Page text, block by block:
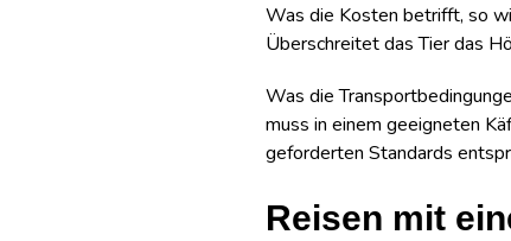
Was die Kosten betrifft, so
Überschreitet das Tier das
Was die
muss in einem geeigneten
geforderten Standards
Reisen mit